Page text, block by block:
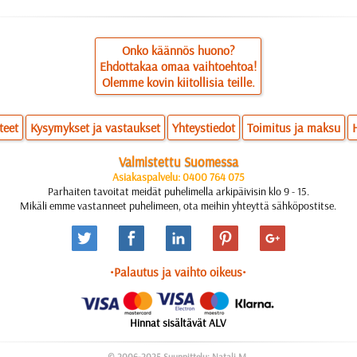
Onko käännös huono?
Ehdottakaa omaa vaihtoehtoa!
Olemme kovin kiitollisia teille.
Kysymykset ja vastaukset Yhteystiedot Toimitus ja maksu
Valmistettu Suomessa
Asiakaspalvelu: 0400 764 075
Parhaiten tavoitat meidät puhelimella arkipäivisin klo 9 - 15.
Mikäli emme vastanneet puhelimeen, ota meihin yhteyttä sähköpostitse.
•Palautus ja vaihto oikeus•
Hinnat sisältävät ALV